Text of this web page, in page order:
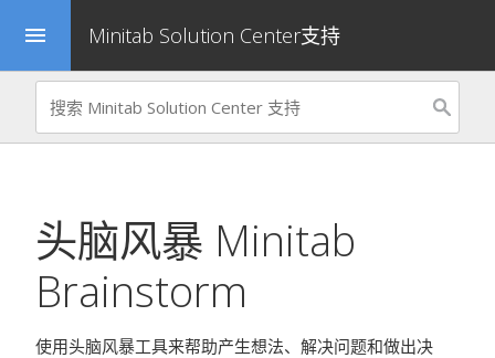
menu Minitab Solution Center支持
头脑风暴 Minitab
Brainstorm
使用头脑风暴工具来帮助产生想法、解决问题和做出决